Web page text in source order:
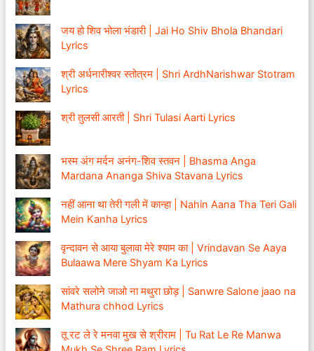
जय हो शिव भोला भंडारी | Jai Ho Shiv Bhola Bhandari
Lyrics
श्री अर्धनारीश्वर स्तोत्रम | Shri ArdhNarishwar Stotram
Lyrics
श्री तुलसी आरती | Shri Tulasi Aarti Lyrics
भस्म अंग मर्दन अनंग-शिव स्तवन | Bhasma Anga
Mardana Ananga Shiva Stavana Lyrics
नहीं आना था तेरी गली में कान्हा | Nahin Aana Tha Teri Gali
Mein Kanha Lyrics
वृन्दावन से आया बुलावा मेरे श्याम का | Vrindavan Se Aaya
Bulaawa Mere Shyam Ka Lyrics
सांवरे सलोने जाओ ना मथुरा छोड़ | Sanwre Salone jaao na
Mathura chhod Lyrics
तू रट ले रे मनवा मुख से श्रीराम | Tu Rat Le Re Manwa